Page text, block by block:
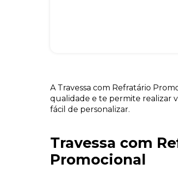
A Travessa com Refratário
qualidade e te permite realizar
fácil de personalizar.
Travessa com
Promocional